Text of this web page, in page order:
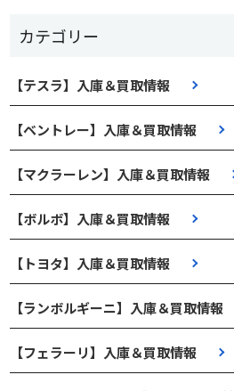
カテゴリー
【テスラ】入庫＆買取情報
【ベントレー】入庫＆買取情報
【マクラーレン】入庫＆買取情報
【ボルボ】入庫＆買取情報
【トヨタ】入庫＆買取情報
【ランボルギーニ】入庫＆買取情報
【フェラーリ】入庫＆買取情報